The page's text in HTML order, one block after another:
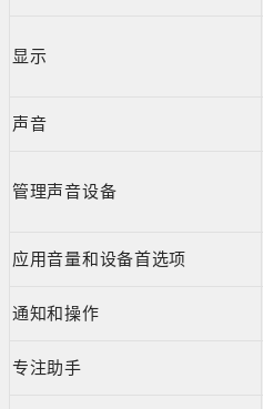
显示
声音
管理声音设备
应用音量和设备首选项
通知和操作
专注助手